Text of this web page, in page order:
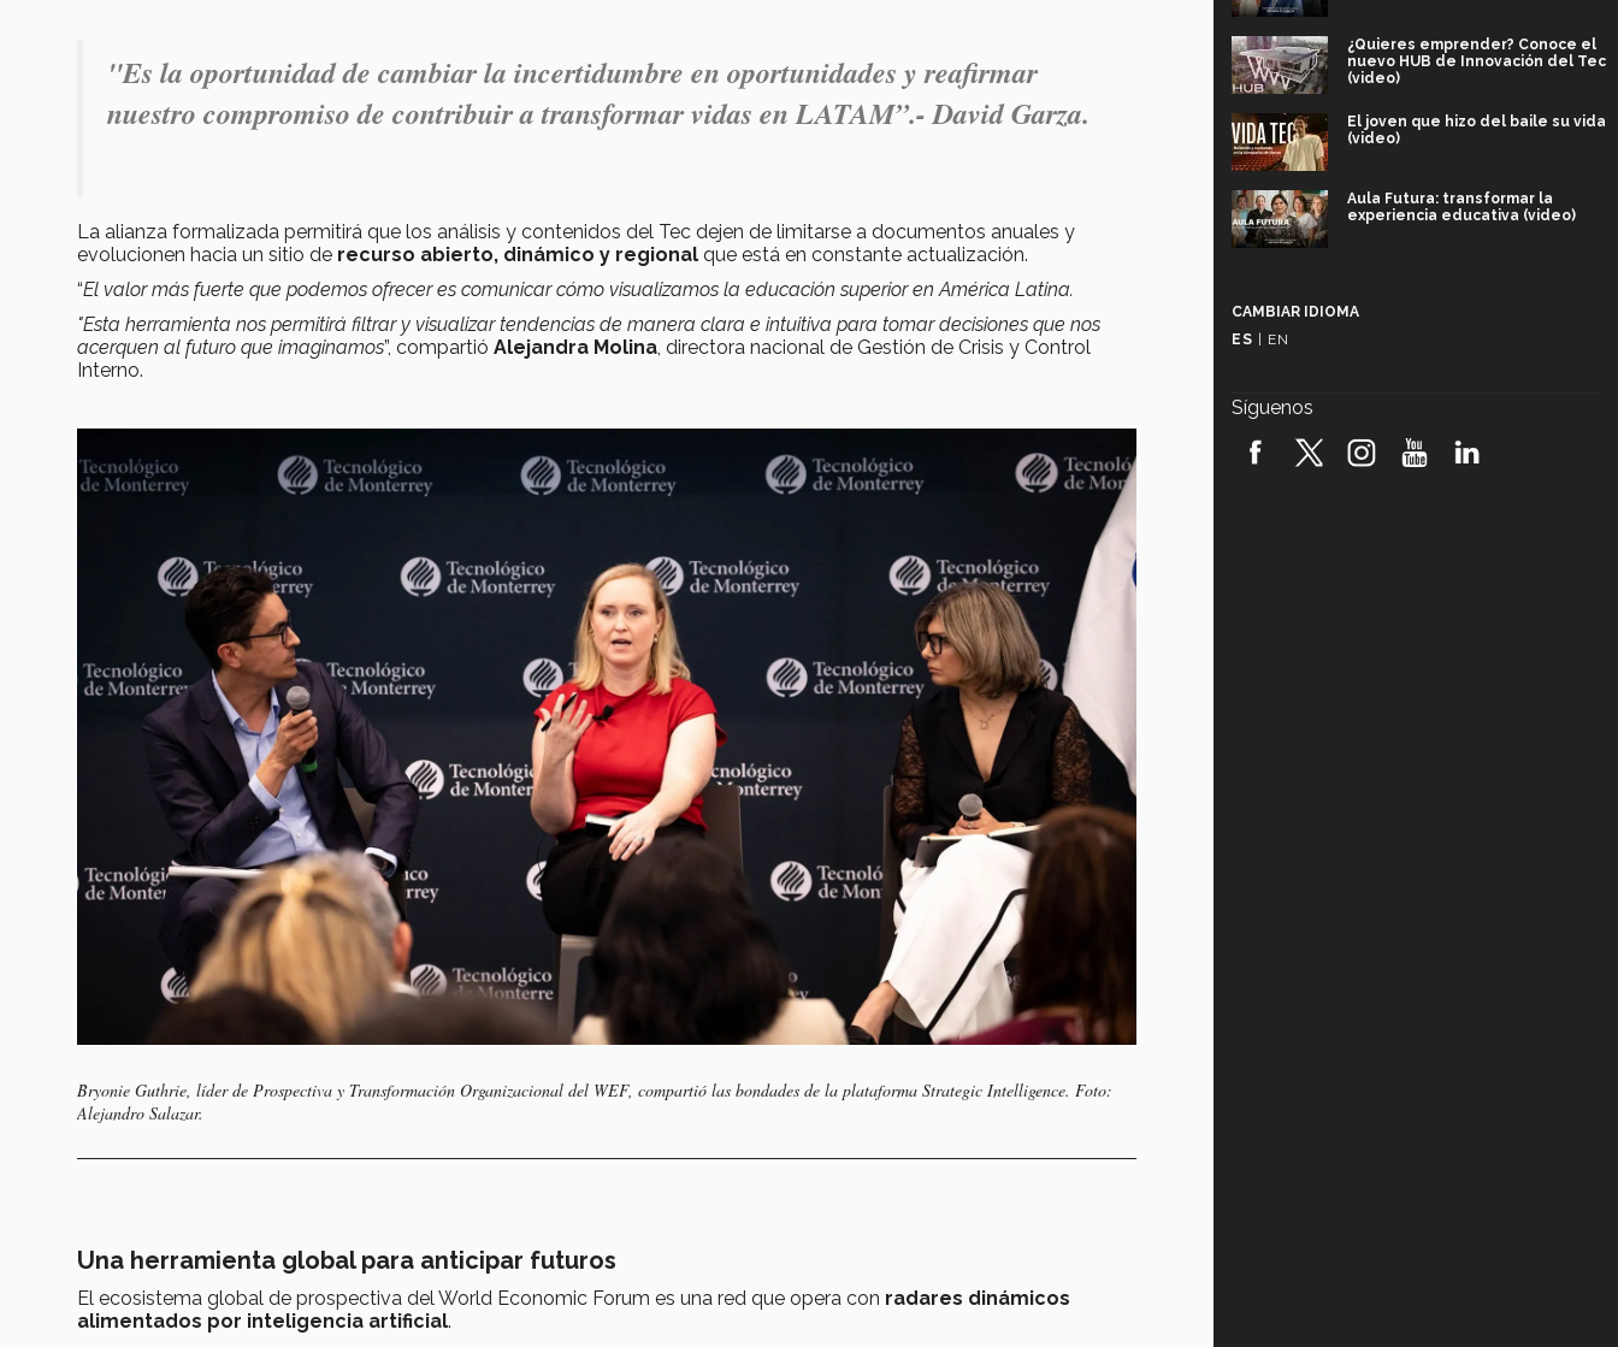
"Es la oportunidad de cambiar la incertidumbre en oportunidades y reafirmar
nuestro compromiso de contribuir a transformar vidas en LATAM”.- David Garza.
La alianza formalizada permitirá que los análisis y contenidos del Tec dejen de limitarse a documentos anuales y
evolucionen hacia un sitio de recurso abierto, dinámico y regional que está en constante actualización.
“El valor más fuerte que podemos ofrecer es comunicar cómo visualizamos la educación superior en América Latina.
"Esta herramienta nos permitirá filtrar y visualizar tendencias de manera clara e intuitiva para tomar decisiones que nos
acerquen al futuro que imaginamos”, compartió Alejandra Molina , directora nacional de Gestión de Crisis y Control
Interno.
Bryonie Guthrie, líder de Prospectiva y Transformación Organizacional del WEF, compartió las bondades de la plataforma Strategic Intelligence. Foto:
Alejandro Salazar.
Una herramienta global para anticipar futuros
El ecosistema global de prospectiva del World Economic Forum es una red que opera con radares dinámicos
alimentados por inteligencia artificial.
¿Quieres emprender? Conoce el
nuevo HUB de Innovación del Tec
(video)
El joven que hizo del baile su vida
(video)
Aula Futura: transformar la
experiencia educativa (video)
robótica FIRST 2026! (video)
CAMBIAR IDIOMA
ES | EN
Síguenos